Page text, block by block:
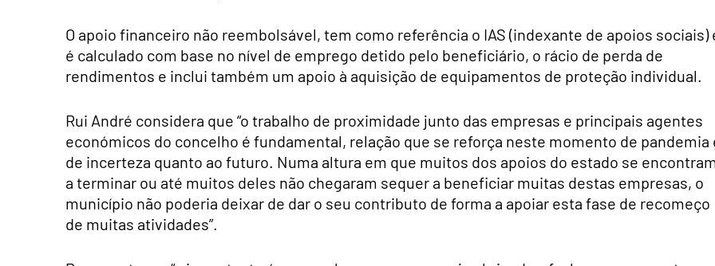
O apoio financeiro não reembolsável, tem como referência o IAS (indexante de apoios sociais)
é calculado com base no nível de emprego detido pelo beneficiário, o rácio de perda de
rendimentos e inclui também um apoio à aquisição de equipamentos de proteção individual.
Rui André considera que “o trabalho de proximidade junto das empresas e principais agentes
económicos do concelho é fundamental, relação que se reforça neste momento de pandemia
de incerteza quanto ao futuro. Numa altura em que muitos dos apoios do estado se
a terminar ou até muitos deles não chegaram sequer a beneficiar muitas destas empresas, o
município não poderia deixar de dar o seu contributo de forma a apoiar esta fase de recomeço
de muitas atividades”.